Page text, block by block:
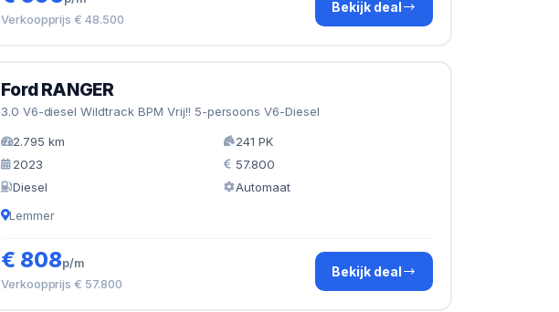
Verkoopprijs € 48.500
Bekijk deal
Ford RANGER
3.0 V6-diesel Wildtrack BPM Vrij!! 5-persoons V6-Diesel
2.795 km
241 PK
2023
57.800
Diesel
Automaat
Lemmer
€ 808p/m
Verkoopprijs € 57.800
Bekijk deal